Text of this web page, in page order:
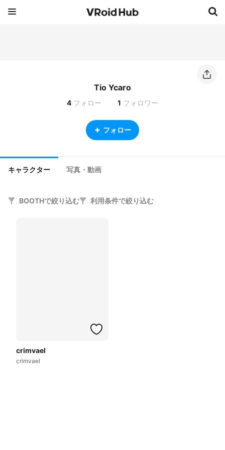
Tio Ycaro
4 フォロー 1 フォロワー
フォロー
キャラクター 写真・動画
BOOTHで絞り込む 利用条件で絞り込む
crimvael
crimvael